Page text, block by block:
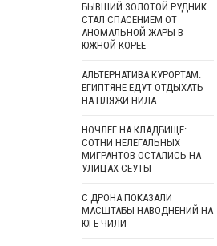
БЫВШИЙ ЗОЛОТОЙ РУДНИК
СТАЛ СПАСЕНИЕМ ОТ
АНОМАЛЬНОЙ ЖАРЫ В
ЮЖНОЙ КОРЕЕ
АЛЬТЕРНАТИВА КУРОРТАМ:
ЕГИПТЯНЕ ЕДУТ ОТДЫХАТЬ
НА ПЛЯЖИ НИЛА
НОЧЛЕГ НА КЛАДБИЩЕ:
СОТНИ НЕЛЕГАЛЬНЫХ
МИГРАНТОВ ОСТАЛИСЬ НА
УЛИЦАХ СЕУТЫ
С ДРОНА ПОКАЗАЛИ
МАСШТАБЫ НАВОДНЕНИЙ НА
ЮГЕ ЧИЛИ